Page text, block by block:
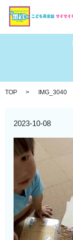
TOP IMG_3040
2023-10-08